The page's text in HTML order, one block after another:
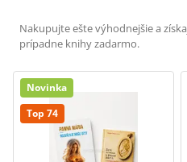
Nakupujte ešte výhodnejšie a
prípadne knihy zadarmo.
Novinka
Top 74